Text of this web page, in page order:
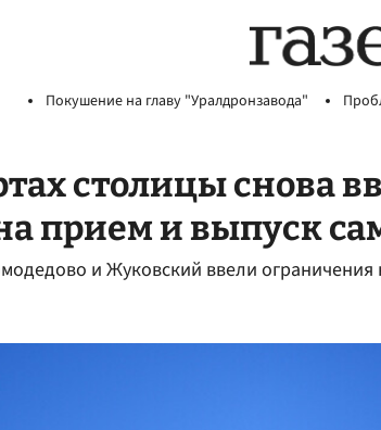
Покушение на главу "Уралдронзавода"
столицы снова
прием и выпуск
и Жуковский ввели ограничения